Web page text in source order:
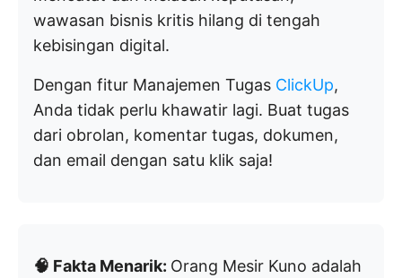
wawasan bisnis kritis hilang di tengah
kebisingan digital.
Dengan fitur Manajemen Tugas ClickUp,
Anda tidak perlu khawatir lagi. Buat tugas
dari obrolan, komentar tugas, dokumen,
dan email dengan satu klik saja!
🧠 Fakta Menarik: Orang Mesir Kuno adalah